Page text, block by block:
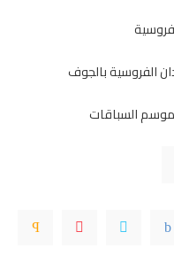
الفروسية بالجوف
موسم السباقات